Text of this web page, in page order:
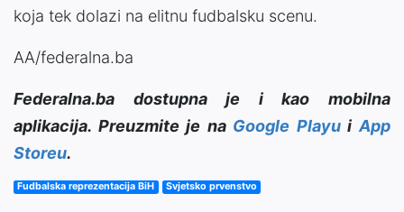
koja tek dolazi na elitnu fudbalsku scenu.
AA/federalna.ba
Federalna.ba dostupna je i kao mobilna
aplikacija. Preuzmite je na Google PlayuiApp
Storeu.
Fudbalska reprezentacija BiH Svjetsko prvenstvo